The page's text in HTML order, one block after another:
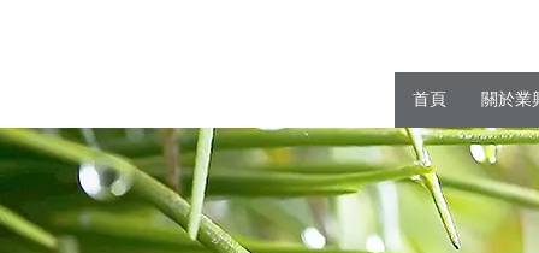
首頁 關於業